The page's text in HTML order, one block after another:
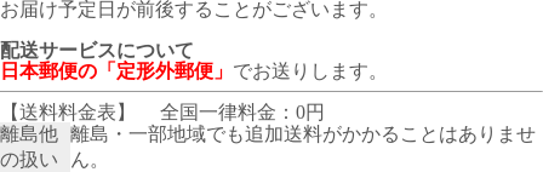
お届け予定日が前後することがございます。
配送サービスについて
日本郵便の「定形外郵便」 でお送りします。
【送料料金表】
全国一律料金：0円
離島他
の扱い
離島・一部地域でも追加送料がかかることはありませ
ん。